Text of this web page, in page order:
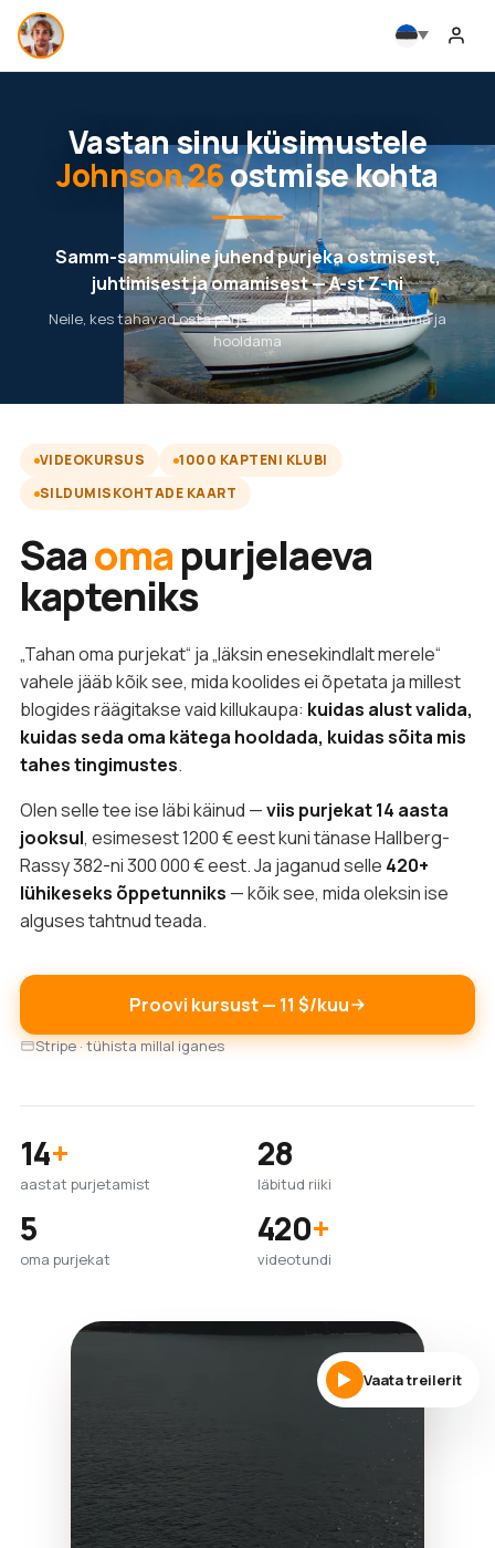
Vastan sinu küsimustele
Johnson 26ostmise kohta
Samm-sammuline juhend purjeka ostmisest,
juhtimisest ja omamisest — A-st Z-ni
Neile, kes tahavad osta purjealuse, õppida seda juhtima ja
hooldama
VIDEOKURSUS
1000 KAPTENI KLUBI
SILDUMISKOHTADE KAART
Saaomapurjelaeva
kapteniks
„Tahan oma purjekat“ ja „läksin enesekindlalt merele“
vahele jääb kõik see, mida koolides ei õpetata ja millest
blogides räägitakse vaid killukaupa: kuidas alust valida,
kuidas seda oma kätega hooldada, kuidas sõita mis
tahes tingimustes.
Olen selle tee ise läbi käinud —viis purjekat 14 aasta
jooksul, esimesest 1200 € eest kuni tänase Hallberg-
Rassy 382-ni 300 000 € eest. Ja jaganud selle 420+
lühikeseks õppetunniks — kõik see, mida oleksin ise
alguses tahtnud teada.
Proovi kursust — 11 $/kuu
Stripe · tühista millal iganes
14+
aastat purjetamist
28
läbitud riiki
5
oma purjekat
420+
videotundi
Vaata treilerit